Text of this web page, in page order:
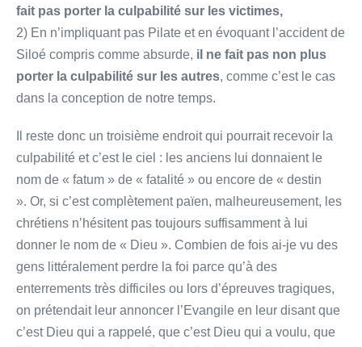
fait pas porter la culpabilité sur les victimes,
2) En n’impliquant pas Pilate et en évoquant l’accident de
Siloé compris comme absurde, il ne fait pas non plus
porter la culpabilité sur les autres, comme c’est le cas
dans la conception de notre temps.
Il reste donc un troisième endroit qui pourrait recevoir la
culpabilité et c’est le ciel : les anciens lui donnaient le
nom de « fatum » de « fatalité » ou encore de « destin
». Or, si c’est complètement païen, malheureusement, les
chrétiens n’hésitent pas toujours suffisamment à lui
donner le nom de « Dieu ». Combien de fois ai-je vu des
gens littéralement perdre la foi parce qu’à des
enterrements très difficiles ou lors d’épreuves tragiques,
on prétendait leur annoncer l’Evangile en leur disant que
c’est Dieu qui a rappelé, que c’est Dieu qui a voulu, que